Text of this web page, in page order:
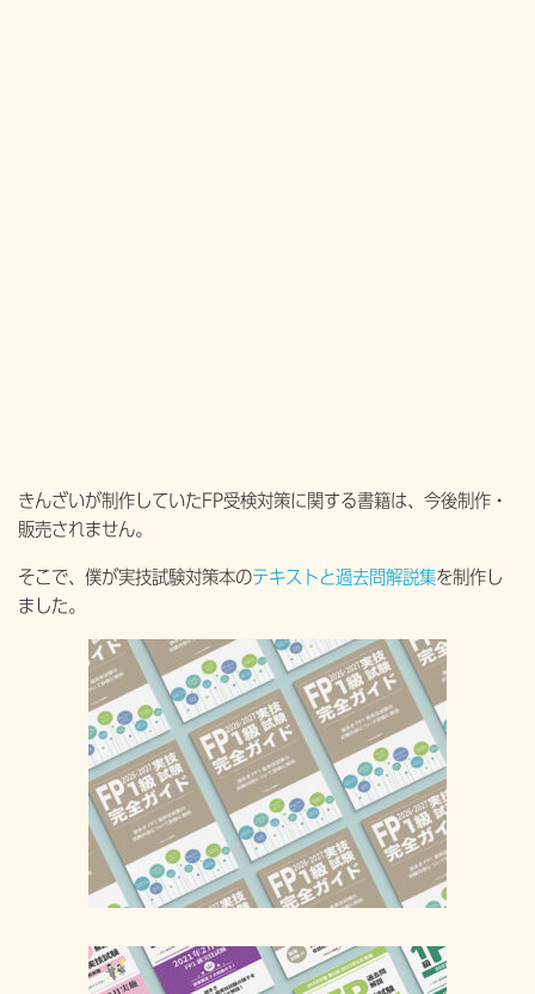
きんざいが制作していたFP受検対策に関する書籍は、今後制作・
販売されません。
そこで、僕が実技試験対策本のテキストと過去問解説集を制作し
ました。